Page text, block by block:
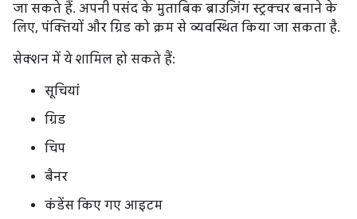
जा सकते हैं. अपनी पसंद के मुताबिक ब्राउज़िंग स्ट्रक्चर बनाने के
लिए, पंक्तियों और ग्रिड को क्रम से व्यवस्थित किया जा सकता है.
सेक्शन में ये शामिल हो सकते हैं:
सूचियां
ग्रिड
चिप
बैनर
कंडेंस किए गए आइटम